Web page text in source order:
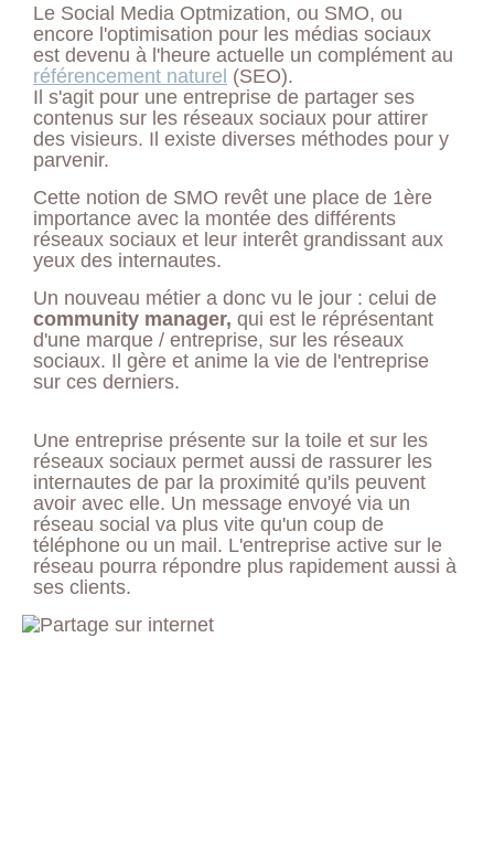
Le Social Media Optmization, ou SMO, ou
encore l'optimisation pour les médias sociaux
est devenu à l'heure actuelle un complément au
référencement naturel (SEO).
Il s'agit pour une entreprise de partager ses
contenus sur les réseaux sociaux pour attirer
des visieurs. Il existe diverses méthodes pour y
parvenir.
Cette notion de SMO revêt une place de 1ère
importance avec la montée des différents
réseaux sociaux et leur interêt grandissant aux
yeux des internautes.
Un nouveau métier a donc vu le jour : celui de
community manager, qui est le réprésentant
d'une marque / entreprise, sur les réseaux
sociaux. Il gère et anime la vie de l'entreprise
sur ces derniers.
Une entreprise présente sur la toile et sur les
réseaux sociaux permet aussi de rassurer les
internautes de par la proximité qu'ils peuvent
avoir avec elle. Un message envoyé via un
réseau social va plus vite qu'un coup de
téléphone ou un mail. L'entreprise active sur le
réseau pourra répondre plus rapidement aussi à
ses clients.